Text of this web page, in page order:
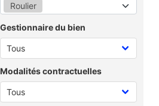
Roulier
Gestionnaire du bien
Modalités contractuelles